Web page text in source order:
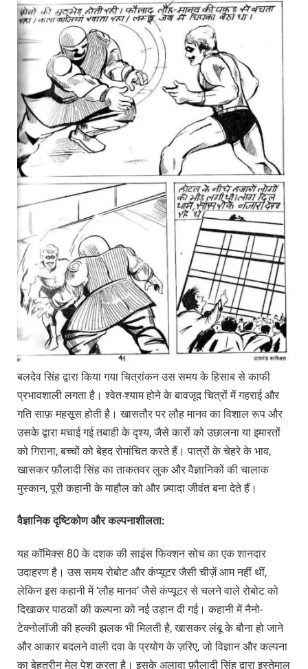
बलदेव सिंह द्वारा किया गया चित्रांकन उस समय के हिसाब से काफी
प्रभावशाली लगता है। श्वेत-श्याम होने के बावजूद चित्रों में गहराई और
गति साफ़ महसूस होती है। खासतौर पर लौह मानव का विशाल रूप और
उसके द्वारा मचाई गई तबाही के दृश्य, जैसे कारों को उछालना या इमारतों
को गिराना, बच्चों को बेहद रोमांचित करते हैं। पात्रों के चेहरे के भाव,
खासकर फ़ौलादी सिंह का ताकतवर लुक और वैज्ञानिकों की चालाक
मुस्कान, पूरी कहानी के माहौल को और ज़्यादा जीवंत बना देते हैं।
वैज्ञानिकदृष्टिकोणऔरकल्पनाशीलता:
यह कॉमिक्स 80 के दशक की साइंस फिक्शन सोच का एक शानदार
उदाहरण है। उस समय रोबोट और कंप्यूटर जैसी चीज़ें आम नहीं थीं,
लेकिन इस कहानी में ‘लौह मानव’ जैसे कंप्यूटर से चलने वाले रोबोट को
दिखाकर पाठकों की कल्पना को नई उड़ान दी गई। कहानी में नैनो-
टेक्नोलॉजी की हल्की झलक भी मिलती है, खासकर लंबू के बौना हो जाने
और आकार बदलने वाली दवा के प्रयोग के ज़रिए, जो विज्ञान और कल्पना
का बेहतरीन मेल पेश करता है। इसके अलावा फ़ौलादी सिंह द्वारा इस्तेमाल